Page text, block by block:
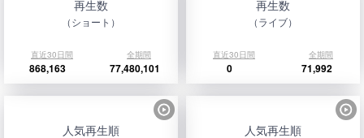
再生数
（ショート）
直近30日間 全期間
868,163 77,480,101
再生数
（ライブ）
直近30日間 全期間
0 71,992
人気再生順 人気再生順